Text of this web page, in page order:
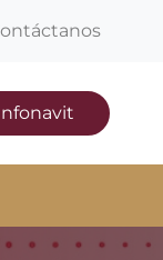
Infonavit